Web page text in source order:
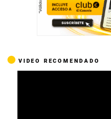
VIDEO RECOMENDADO